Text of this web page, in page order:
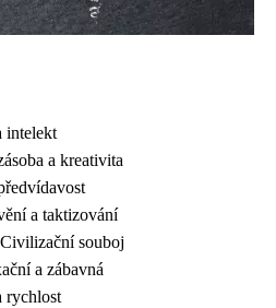
intelekt
a kreativita
a taktizování
souboj
a zábavná
rychlost